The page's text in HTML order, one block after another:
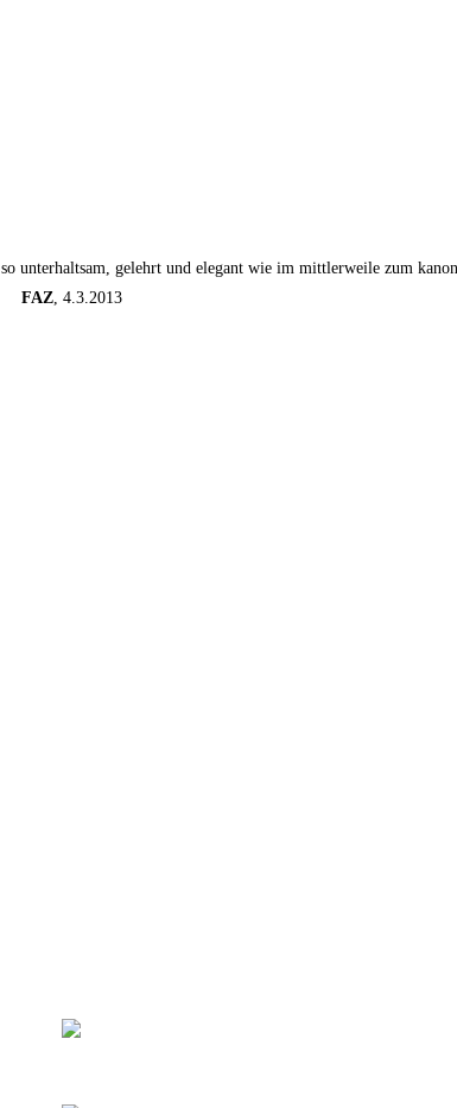
so unterhaltsam, gelehrt und elegant wie im mittlerweile zum
FAZ, 4.3.2013